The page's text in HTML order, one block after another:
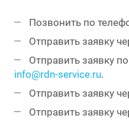
Позвонить по
Отправить заявку
Отправить заявку
info@rdn-service.ru.
Отправить заявку
Отправить заявку